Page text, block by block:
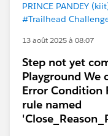
PRINCE PANDEY
#Trailhead
13 août 2025 à 08:07
Step not yet
Playground We
Error Condition
rule named